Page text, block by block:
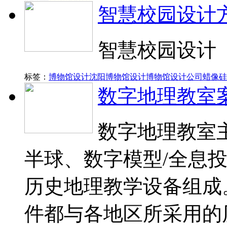
智慧校园设计
智慧校园设计
标签： 博物馆设计沈阳博物馆设计博物馆设计公司 蜡像
数字地理教室
数字地理教室
半球、数字模型/全息
历史地理教学设备组
件都与各地区所采用